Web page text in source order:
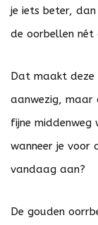
je iets beter,
de oorbellen nét
Dat maakt deze
aanwezig, maar
fijne
wanneer je voor
vandaag aan?
De gouden